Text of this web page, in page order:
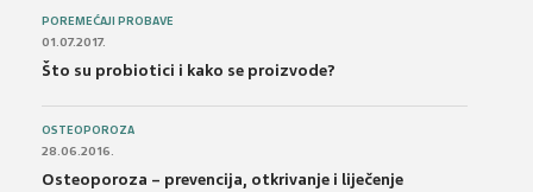
POREMEĆAJI PROBAVE
01.07.2017.
Što su probiotici i kako se proizvode?
OSTEOPOROZA
28.06.2016.
Osteoporoza – prevencija, otkrivanje i liječenje